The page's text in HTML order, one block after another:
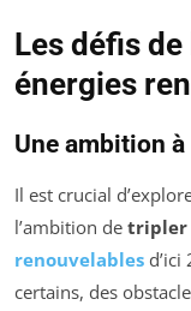
Les défis de
énergies
Une ambition
Il est crucial
l’ambition de tripler
renouvelables
certains, des